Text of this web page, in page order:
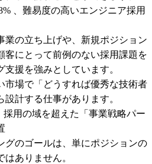
、難易度の高いエンジニア採用
業の立ち上げや、新規ポジション
客にとって前例のない採用課題を
援を強みとしています。
市場で「どうすれば優秀な技術者
計する仕事があります。
採用の域を超えた「事業戦略パー
グのゴールは、単にポジションの
ありません。